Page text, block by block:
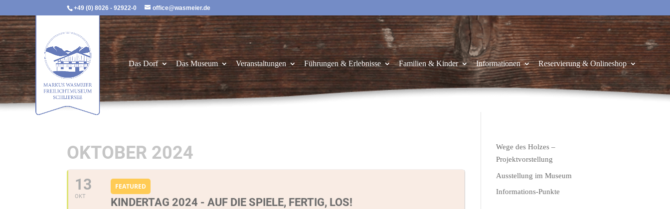
+49 (0) 8026 - 92922-0 office@wasmeier.de
Das Dorf Das Museum Veranstaltungen Führungen & Erlebnisse Familien & Kinder Informationen Reservierung & Onlineshop
OKTOBER 2024
13
OKT
FEATURED
KINDERTAG 2024 - AUF DIE SPIELE, FERTIG, LOS!
Wege des Holzes –
Projektvorstellung
Ausstellung im Museum
Informations-Punkte